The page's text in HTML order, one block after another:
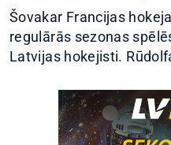
Šovakar Francijas
regulārās sezonas
Latvijas hokejisti.